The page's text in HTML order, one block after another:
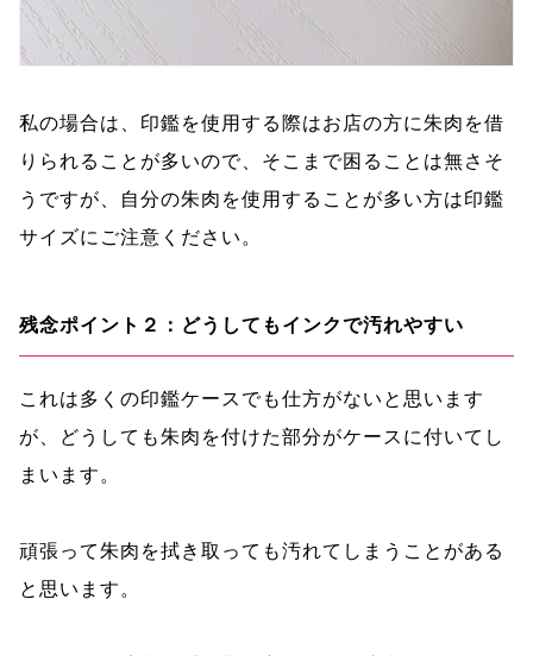
私の場合は、印鑑を使用する際はお店の方に朱肉を借
りられることが多いので、そこまで困ることは無さそ
うですが、自分の朱肉を使用することが多い方は印鑑
サイズにご注意ください。
残念ポイント２：どうしてもインクで汚れやすい
これは多くの印鑑ケースでも仕方がないと思います
が、どうしても朱肉を付けた部分がケースに付いてし
まいます。
頑張って朱肉を拭き取っても汚れてしまうことがある
と思います。